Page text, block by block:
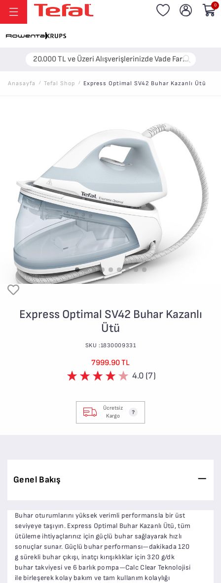
20.000 TL ve Üzeri Alışverişlerinizde Vade Farksız 6 Taksit!
0
Anasayfa / Tefal Shop / Express Optimal SV42 Buhar Kazanlı Ütü
Express Optimal SV42 Buhar Kazanlı
Ütü
SKU :1830009331
7999.90 TL
4.0 (7)
Ücretsiz
Kargo
Genel Bakış
Buhar oturumlarını yüksek verimli performansla bir üst
seviyeye taşıyın. Express Optimal Buhar Kazanlı Ütü, tüm
ütüleme ihtiyaçlarınız için güçlü buhar sağlayarak hızlı
sonuçlar sunar. Güçlü buhar performansı—dakikada 120
g sürekli buhar çıkışı, inatçı kırışıklıklar için 320 g/dk
buhar takviyesi ve 6 barlık pompa—Calc Clear Teknolojisi
ile birleşerek kolay bakım ve tam kullanım kolaylığı